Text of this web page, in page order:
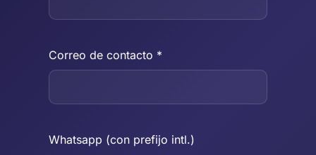
Correo de contacto *
Whatsapp (con prefijo intl.)